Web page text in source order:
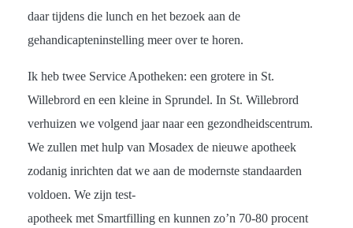
daar tijdens die lunch en het bezoek aan de
gehandicapteninstelling meer over te horen.
Ik heb twee Service Apotheken: een grotere in St.
Willebrord en een kleine in Sprundel. In St. Willebrord
verhuizen we volgend jaar naar een gezondheidscentrum.
We zullen met hulp van Mosadex de nieuwe apotheek
zodanig inrichten dat we aan de modernste standaarden
voldoen. We zijn test-
apotheek met Smartfilling en kunnen zo’n 70-80 procent